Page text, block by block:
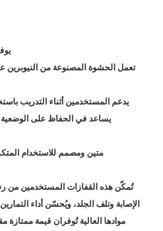
-
- يدعم المستخدمين أثناء التدريب
- متين ومصمم للاستخدام
تُمكّن هذه القفازات المستخدمين من
الإصابة وتلف الجلد، ويُحسّن أداء
موادها العالية تُوفران قيمة